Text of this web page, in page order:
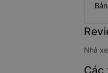
Nhà
Các